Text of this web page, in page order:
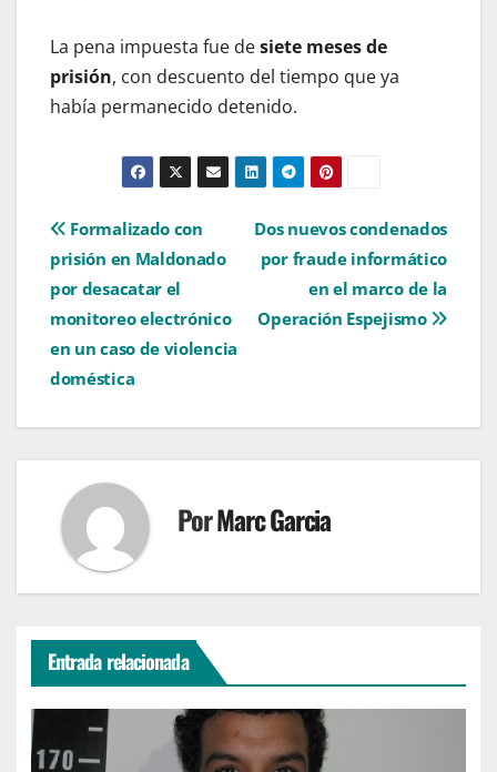
La pena impuesta fue desiete meses de
prisión, con descuento del tiempo que ya
había permanecido detenido.
Navegación
de
entradas
Dos nuevos condenados
por fraude informático
en el marco de la
Operación Espejismo
Formalizado con
prisión en Maldonado
por desacatar el
monitoreo electrónico
en un caso de violencia
doméstica
PorMarc Garcia
Entrada relacionada